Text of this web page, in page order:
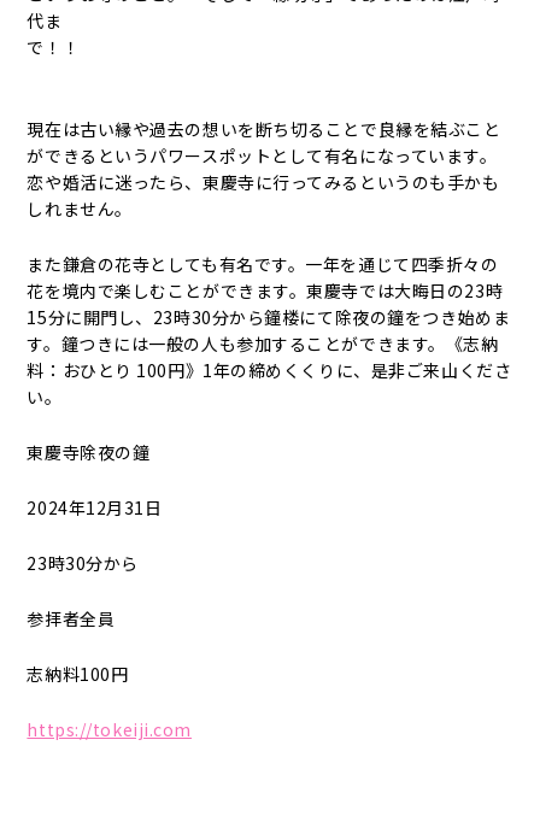
代ま
で！！
現在は古い縁や過去の想いを断ち切ることで良縁を結ぶこと
ができるというパワースポットとして有名になっています。
恋や婚活に迷ったら、東慶寺に行ってみるというのも手かも
しれません。
また鎌倉の花寺としても有名です。一年を通じて四季折々の
花を境内で楽しむことができます。東慶寺では大晦日の23時
15分に開門し、23時30分から鐘楼にて除夜の鐘をつき始めま
す。鐘つきには一般の人も参加することができます。《志納
料：おひとり 100円》1年の締めくくりに、是非ご来山くださ
い。
東慶寺除夜の鐘
2024年12月31日
23時30分から
参拝者全員
志納料100円
https://tokeiji.com